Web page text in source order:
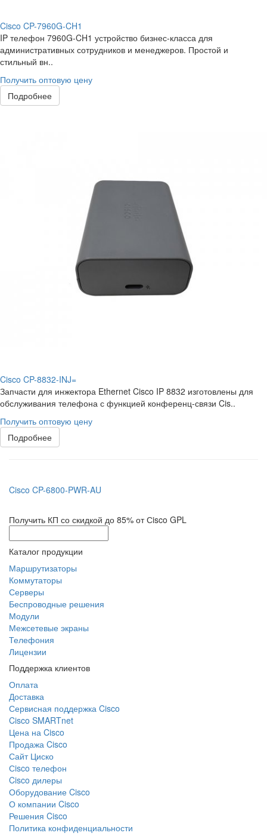
Cisco CP-7960G-CH1
IP телефон 7960G-CH1 устройство бизнес-класса для
административных сотрудников и менеджеров. Простой и
стильный вн..
Получить оптовую цену
Подробнее
Cisco CP-8832-INJ=
Запчасти для инжектора Ethernet Cisco IP 8832 изготовлены для
обслуживания телефона с функцией конференц-связи Cis..
Получить оптовую цену
Подробнее
Cisco CP-6800-PWR-AU
Получить КП со скидкой до 85% от Сisco GPL
Каталог продукции
Маршрутизаторы
Коммутаторы
Серверы
Беспроводные решения
Модули
Межсетевые экраны
Телефония
Лицензии
Поддержка клиентов
Оплата
Доставка
Сервисная поддержка Cisco
Cisco SMARTnet
Цена на Cisco
Продажа Cisco
Сайт Циско
Сisco телефон
Cisco дилеры
Оборудование Cisco
О компании Cisco
Решения Cisco
Политика конфиденциальности